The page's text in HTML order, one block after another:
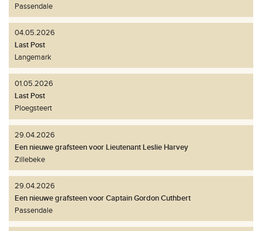
Passendale
04.05.2026
Last Post
Langemark
01.05.2026
Last Post
Ploegsteert
29.04.2026
Een nieuwe grafsteen voor Lieutenant Leslie Harvey
Zillebeke
29.04.2026
Een nieuwe grafsteen voor Captain Gordon Cuthbert
Passendale